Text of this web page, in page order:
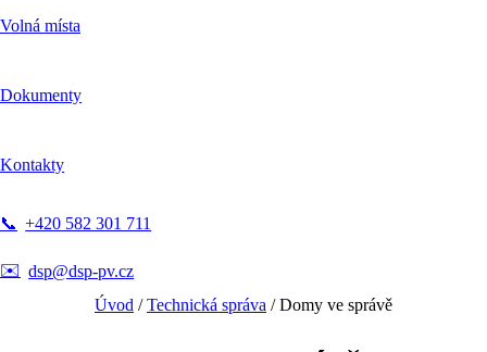
Volná místa
Dokumenty
Kontakty
📞 +420 582 301 711
✉️ dsp@dsp-pv.cz
Úvod / Technická správa / Domy ve správě